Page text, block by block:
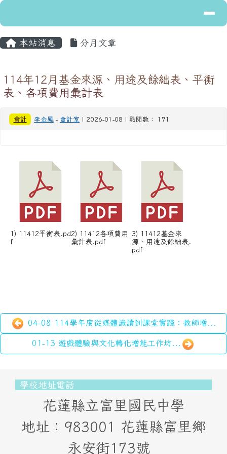
跳至主內容區
花蓮縣立富里國民中學
導覽列
本站消息 分月文章
114年12月基金來源、用途及餘絀表、平衡
表、各項費用彙計表
會計 李金鳳 -會計室 | 2026-01-08 | 點閱數： 171
1) 11412平衡表.pd
f
2) 11412各項費用
彙計表.pdf
3) 11412基金來
源、用途及餘絀表.
pdf
04-08 114學年度從媒體識讀到課堂實踐：教師增...
01-13 遊戲體驗與文化轉化增能工作坊...
頁尾區域內容
學校地址電話
花蓮縣立富里國民中學
地址：983001 花蓮縣富里鄉
永安街173號